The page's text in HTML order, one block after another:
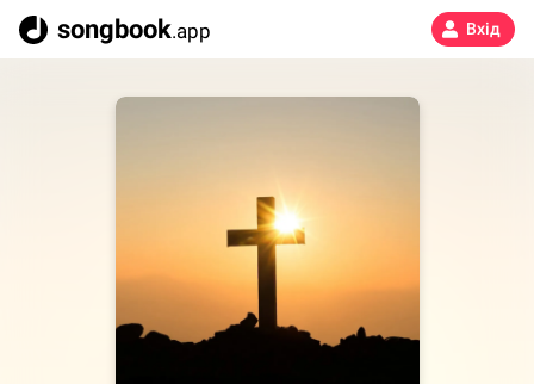
songbook.app Вхід